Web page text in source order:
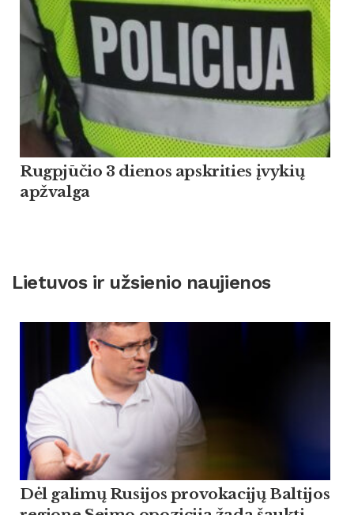
Rugpjūčio 3 dienos apskrities įvykių
apžvalga
Lietuvos ir užsienio naujienos
Dėl galimų Rusijos provokacijų Baltijos